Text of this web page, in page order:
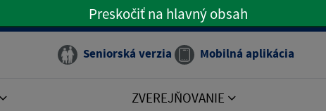
Preskočiť na hlavné menu
Preskočiť na hlavný obsah
Seniorská verzia Mobilná aplikácia
ZVEREJŇOVANIE